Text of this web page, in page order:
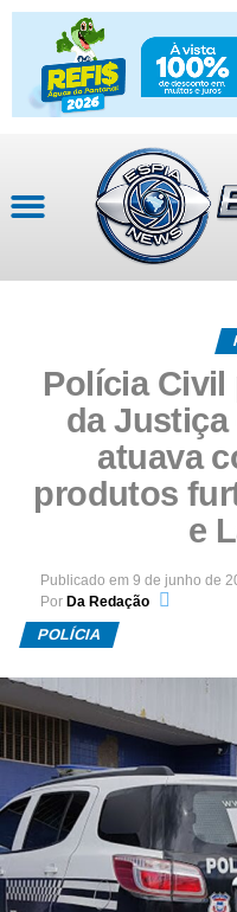
Polícia
da Justiça
atuava
produtos
e
Publicado em 9 de junho de
Por Da Redação
POLÍCIA